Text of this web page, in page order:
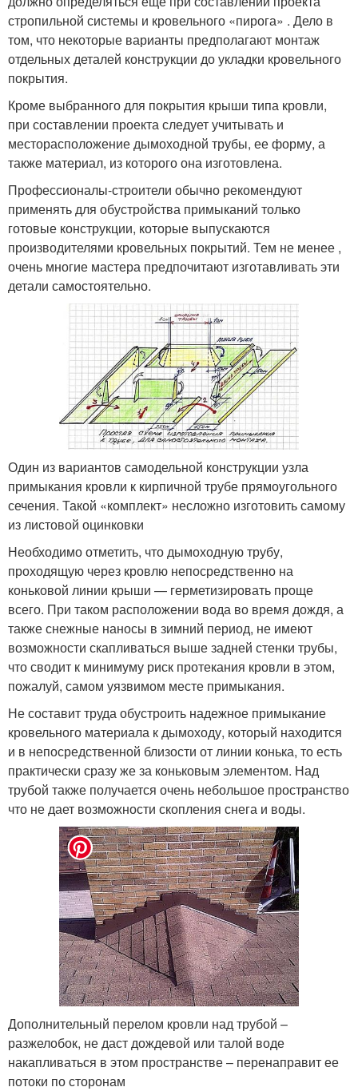
стропильной системы и кровельного «пирога» . Дело в
том, что некоторые варианты предполагают монтаж
отдельных деталей конструкции до укладки кровельного
покрытия.
Кроме выбранного для покрытия крыши типа кровли,
при составлении проекта следует учитывать и
месторасположение дымоходной трубы, ее форму, а
также материал, из которого она изготовлена.
Профессионалы-строители обычно рекомендуют
применять для обустройства примыканий только
готовые конструкции, которые выпускаются
производителями кровельных покрытий. Тем не менее ,
очень многие мастера предпочитают изготавливать эти
детали самостоятельно.
Один из вариантов самодельной конструкции узла
примыкания кровли к кирпичной трубе прямоугольного
сечения. Такой «комплект» несложно изготовить самому
из листовой оцинковки
Необходимо отметить, что дымоходную трубу,
проходящую через кровлю непосредственно на
коньковой линии крыши — герметизировать проще
всего. При таком расположении вода во время дождя, а
также снежные наносы в зимний период, не имеют
возможности скапливаться выше задней стенки трубы,
что сводит к минимуму риск протекания кровли в этом,
пожалуй, самом уязвимом месте примыкания.
Не составит труда обустроить надежное примыкание
кровельного материала к дымоходу, который находится
и в непосредственной близости от линии конька, то есть
практически сразу же за коньковым элементом. Над
трубой также получается очень небольшое пространство
что не дает возможности скопления снега и воды.
Дополнительный перелом кровли над трубой –
разжелобок, не даст дождевой или талой воде
накапливаться в этом пространстве – перенаправит ее
потоки по сторонам